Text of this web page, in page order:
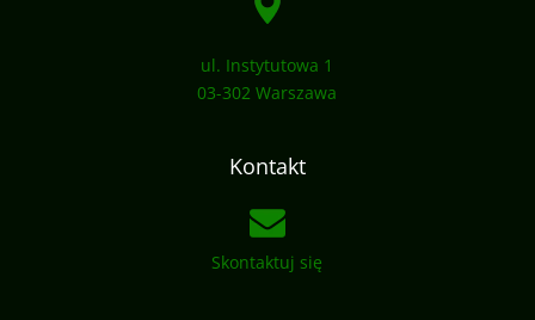
ul. Instytutowa 1
03-302 Warszawa
Kontakt
Skontaktuj się